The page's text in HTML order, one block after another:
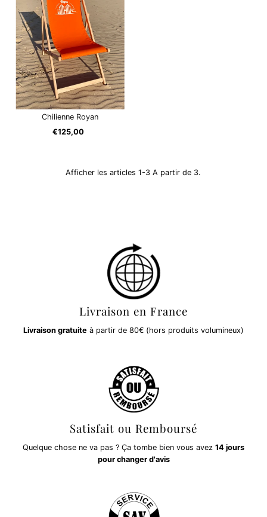
Chilienne Royan
Prix
€125,00
Afficher les articles 1-3 A partir de 3.
Livraison en France
Livraison gratuite à partir de 80€ (hors produits volumineux)
Satisfait ou Remboursé
Quelque chose ne va pas ? Ça tombe bien vous avez 14 jours
pour changer d'avis